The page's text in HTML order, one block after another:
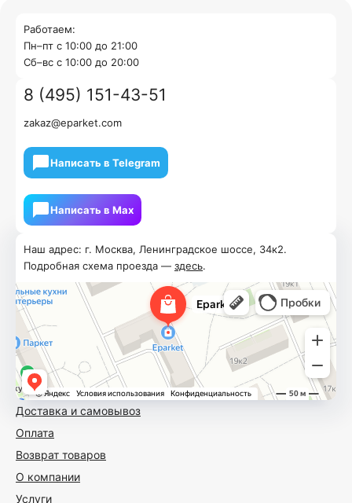
Доставка и самовывоз
Оплата
Возврат товаров
О компании
Услуги
Наш адрес: г. Москва, Ленинградское шоссе, 34к2.
Подробная схема проезда — здесь.
Работаем:
Пн–пт с 10:00 до 21:00
Cб–вс с 10:00 до 20:00
8 (495) 151-43-51
zakaz@eparket.com
Написать в Telegram
Написать в Мах